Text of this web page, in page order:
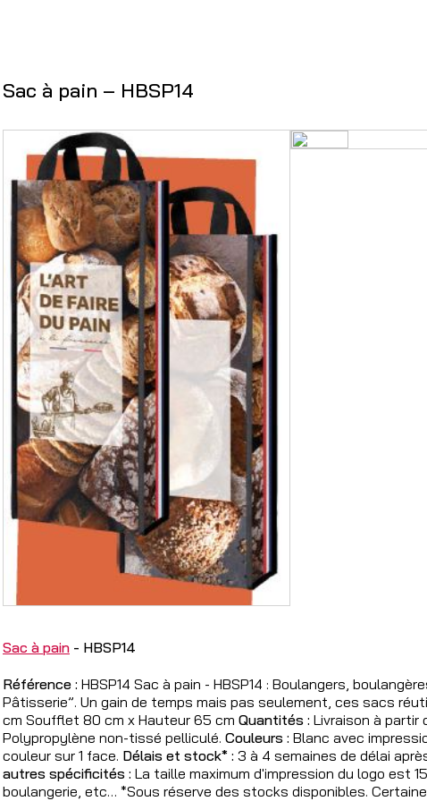
Sac à pain – HBSP14
Sac à pain - HBSP14
Référence : HBSP14 Sac à pain - HBSP14 : Boulangers,
Pâtisserie”. Un gain de temps mais pas seulement, ces sacs
cm Soufflet 80 cm x Hauteur 65 cm Quantités : Livraison à partir
Polypropylène non-tissé pelliculé. Couleurs : Blanc avec
couleur sur 1 face. Délais et stock* : 3 à 4 semaines de délai
autres spécificités : La taille maximum d'impression du logo est
boulangerie, etc… *Sous réserve des stocks disponibles.